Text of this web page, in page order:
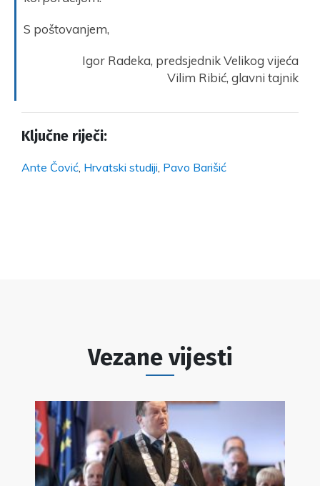
S poštovanjem,
Igor Radeka, predsjednik Velikog vijeća
Vilim Ribić, glavni tajnik
Ključne riječi:
Ante Čović Hrvatski studiji Pavo Barišić
Vezane vijesti